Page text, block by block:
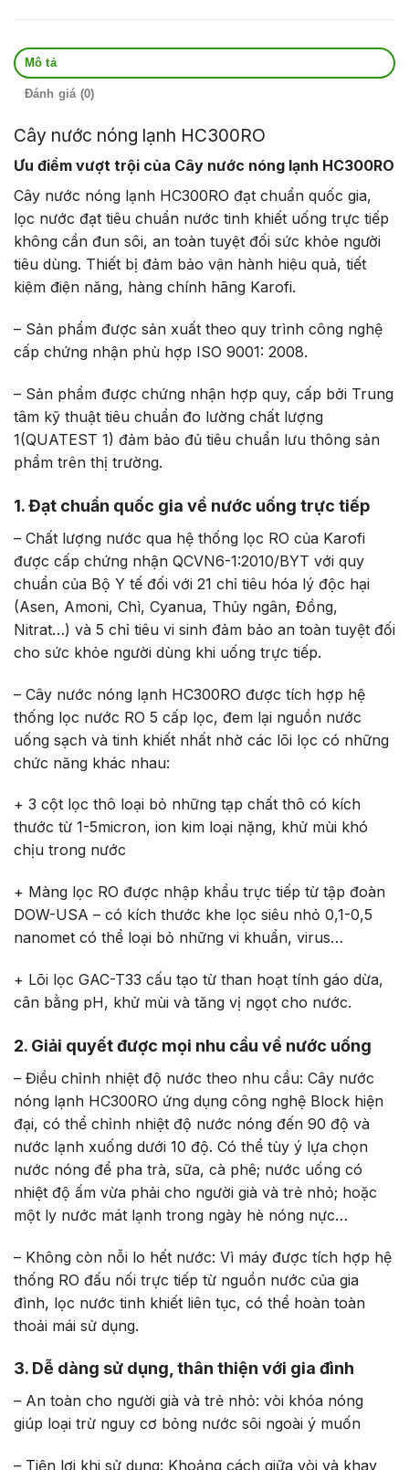
Mô tả
Đánh giá (0)
Cây nước nóng lạnh HC300RO
Ưu điểm vượt trội của Cây nước nóng lạnh HC300RO
Cây nước nóng lạnh HC300RO đạt chuẩn quốc gia,
lọc nước đạt tiêu chuẩn nước tinh khiết uống trực tiếp
không cần đun sôi, an toàn tuyệt đối sức khỏe người
tiêu dùng. Thiết bị đảm bảo vận hành hiệu quả, tiết
kiệm điện năng, hàng chính hãng Karofi.
– Sản phẩm được sản xuất theo quy trình công nghệ
cấp chứng nhận phù hợp ISO 9001: 2008.
– Sản phẩm được chứng nhận hợp quy, cấp bởi Trung
tâm kỹ thuật tiêu chuẩn đo lường chất lượng
1(QUATEST 1) đảm bảo đủ tiêu chuẩn lưu thông sản
phẩm trên thị trường.
1. Đạt chuẩn quốc gia về nước uống trực tiếp
– Chất lượng nước qua hệ thống lọc RO của Karofi
được cấp chứng nhận QCVN6-1:2010/BYT với quy
chuẩn của Bộ Y tế đối với 21 chỉ tiêu hóa lý độc hại
(Asen, Amoni, Chì, Cyanua, Thủy ngân, Đồng,
Nitrat…) và 5 chỉ tiêu vi sinh đảm bảo an toàn tuyệt đối
cho sức khỏe người dùng khi uống trực tiếp.
– Cây nước nóng lạnh HC300RO được tích hợp hệ
thống lọc nước RO 5 cấp lọc, đem lại nguồn nước
uống sạch và tinh khiết nhất nhờ các lõi lọc có những
chức năng khác nhau:
+ 3 cột lọc thô loại bỏ những tạp chất thô có kích
thước từ 1-5micron, ion kim loại nặng, khử mùi khó
chịu trong nước
+ Màng lọc RO được nhập khẩu trực tiếp từ tập đoàn
DOW-USA – có kích thước khe lọc siêu nhỏ 0,1-0,5
nanomet có thể loại bỏ những vi khuẩn, virus…
+ Lõi lọc GAC-T33 cấu tạo từ than hoạt tính gáo dừa,
cân bằng pH, khử mùi và tăng vị ngọt cho nước.
2. Giải quyết được mọi nhu cầu về nước uống
– Điều chỉnh nhiệt độ nước theo nhu cầu: Cây nước
nóng lạnh HC300RO ứng dụng công nghệ Block hiện
đại, có thể chỉnh nhiệt độ nước nóng đến 90 độ và
nước lạnh xuống dưới 10 độ. Có thể tùy ý lựa chọn
nước nóng để pha trà, sữa, cà phê; nước uống có
nhiệt độ ấm vừa phải cho người già và trẻ nhỏ; hoặc
một ly nước mát lạnh trong ngày hè nóng nực…
– Không còn nỗi lo hết nước: Vì máy được tích hợp hệ
thống RO đấu nối trực tiếp từ nguồn nước của gia
đình, lọc nước tinh khiết liên tục, có thể hoàn toàn
thoải mái sử dụng.
3. Dễ dàng sử dụng, thân thiện với gia đình
– An toàn cho người già và trẻ nhỏ: vòi khóa nóng
giúp loại trừ nguy cơ bỏng nước sôi ngoài ý muốn
– Tiện lợi khi sử dụng: Khoảng cách giữa vòi và khay